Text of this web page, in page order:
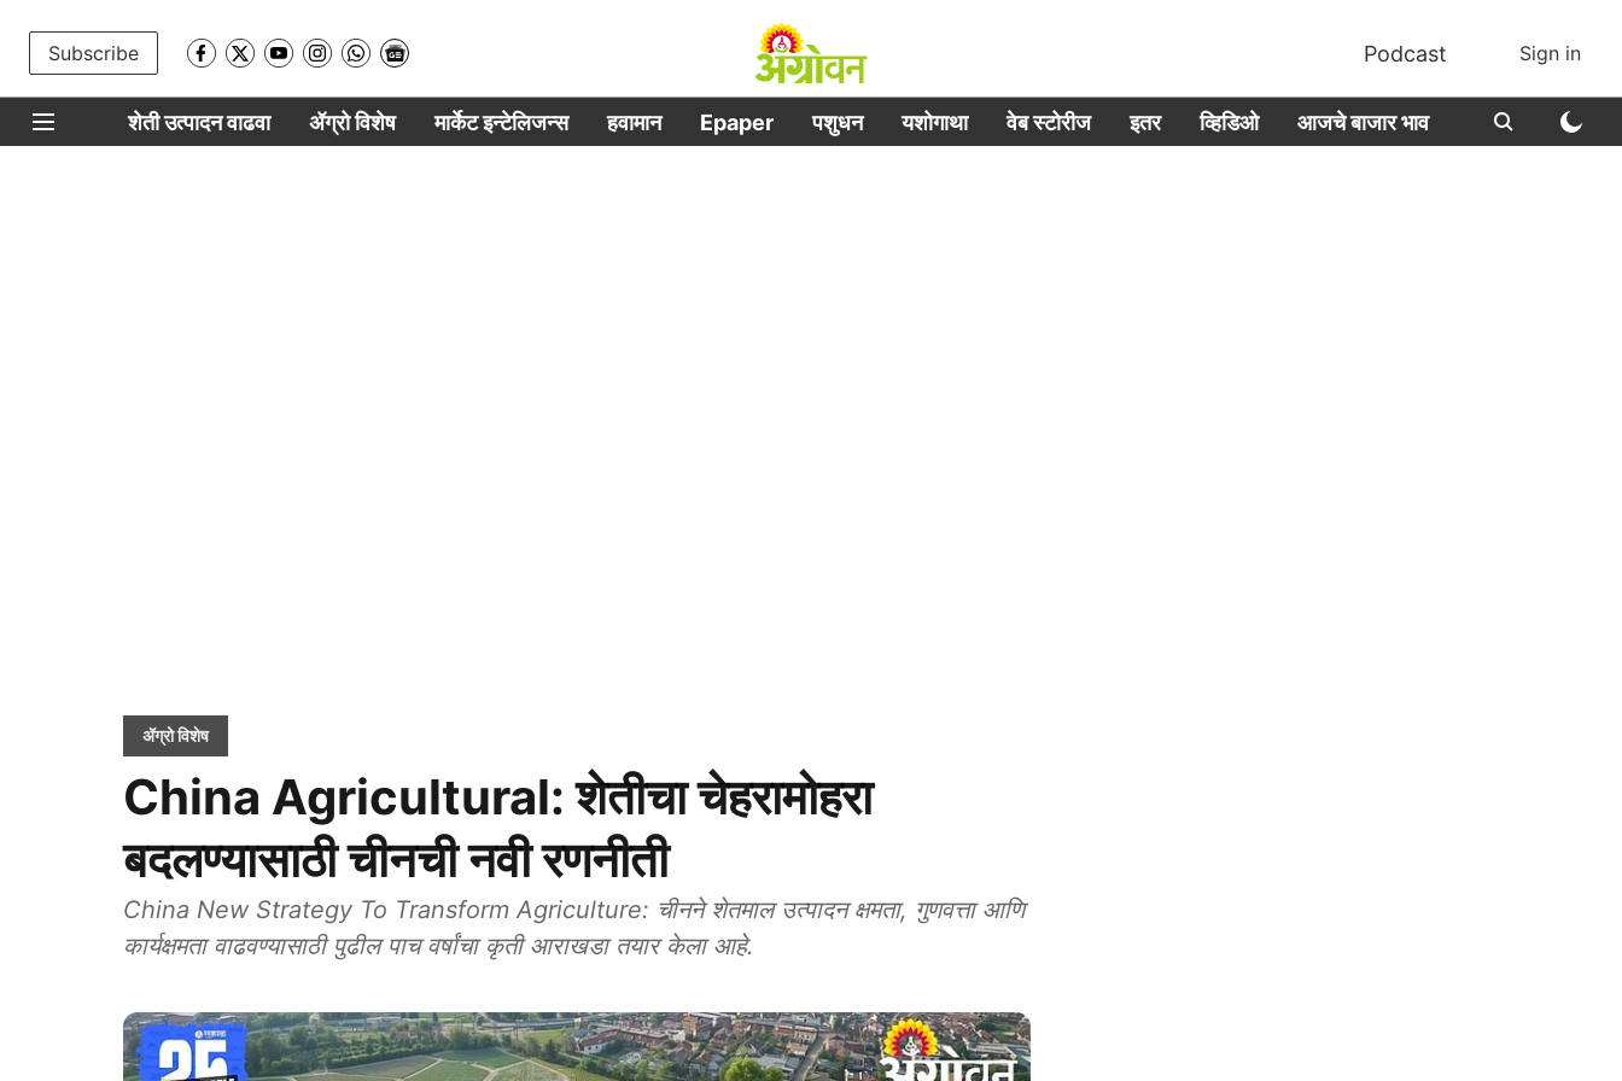
Subscribe Podcast Sign in
शेती उत्पादन वाढवा ॲग्रो विशेष मार्केट इन्टेलिजन्स हवामान Epaper पशुधन यशोगाथा वेब स्टोरीज इतर व्हिडिओ आजचे बाजार भाव
ॲग्रो विशेष
China Agricultural: शेतीचा चेहरामोहरा
बदलण्यासाठी चीनची नवी रणनीती
China New Strategy To Transform Agriculture: चीनने शेतमाल उत्पादन क्षमता, गुणवत्ता आणि
कार्यक्षमता वाढवण्यासाठी पुढील पाच वर्षांचा कृती आराखडा तयार केला आहे.